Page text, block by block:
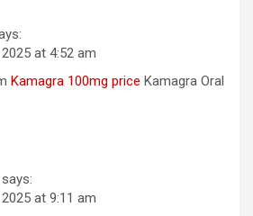
at 4:52 am
Kamagra 100mg price Kamagra Oral
says:
at 9:11 am